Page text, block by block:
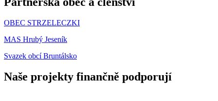
OBEC STRZELECZKI
MAS Hrubý Jeseník
Svazek obcí Bruntálsko
Naše projekty finančně podporují